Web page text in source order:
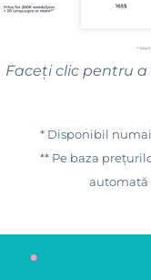
Faceți clic pentru
* Disponibil
** Pe baza
automată